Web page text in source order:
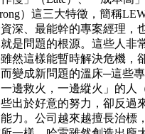
）這三大特徵，簡稱
深、最能幹的專案經理，
是問題的根源。這些人非
然這樣能暫時解決危機，
變成新問題的溫床─這些
邊救火，一邊縱火」的人
些出於好意的努力，卻反過
力。公司越來越擅長治標